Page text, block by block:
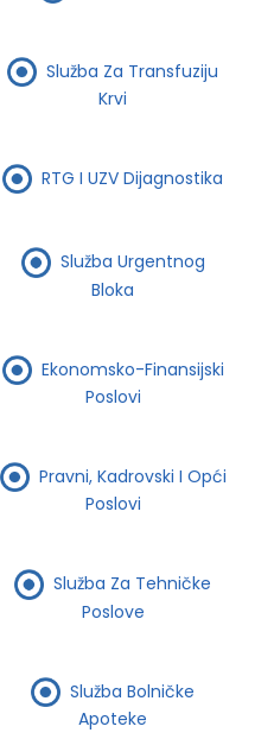
Služba Za Transfuziju
Krvi
RTG I UZV Dijagnostika
Služba Urgentnog
Bloka
Ekonomsko-Finansijski
Poslovi
Pravni, Kadrovski I Opći
Poslovi
Služba Za Tehničke
Poslove
Služba Bolničke
Apoteke